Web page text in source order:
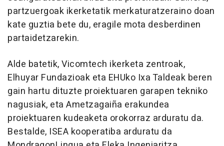
partzuergoak ikerketatik merkaturatzeraino doan
kate guztia bete du, eragile mota desberdinen
partaidetzarekin.
Alde batetik, Vicomtech ikerketa zentroak,
Elhuyar Fundazioak eta EHUko Ixa Taldeak beren
gain hartu dituzte proiektuaren garapen tekniko
nagusiak, eta Ametzagaiña erakundea
proiektuaren kudeaketa orokorraz arduratu da.
Bestalde, ISEA kooperatiba arduratu da